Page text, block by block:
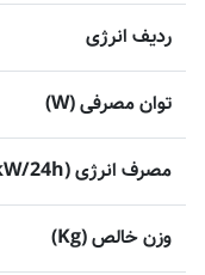
ردیف انرژی
توان مصرفی (W)
مصرف انرژی (kW/24h)
وزن خالص (Kg)